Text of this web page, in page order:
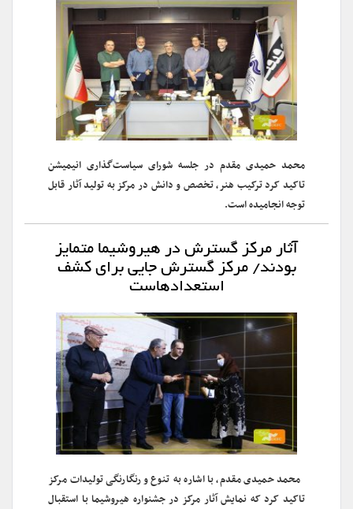
محمد حمیدی مقدم در جلسه شورای سیاست‌گذاری انیمیشن
تاکید کرد ترکیب هنر، تخصص و دانش در مرکز به تولید آثار قابل
توجه انجامیده است.
آثار مرکز گسترش در هیروشیما متمایز
بودند/ مرکز گسترش جایی برای کشف
استعدادهاست
محمد حمیدی مقدم، با اشاره به تنوع و رنگارنگی تولیدات مرکز
تاکید کرد که نمایش آثار مرکز در جشنواره هیروشیما با استقبال